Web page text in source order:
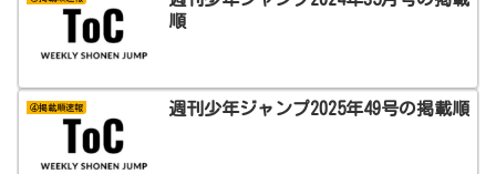
順
④掲載順速報 週刊少年ジャンプ2025年49号の掲載順